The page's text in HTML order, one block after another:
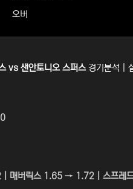
오버
vs 샌안토니오 스퍼스경기분석 |
매버릭스 1.65 → 1.72 | 스프레